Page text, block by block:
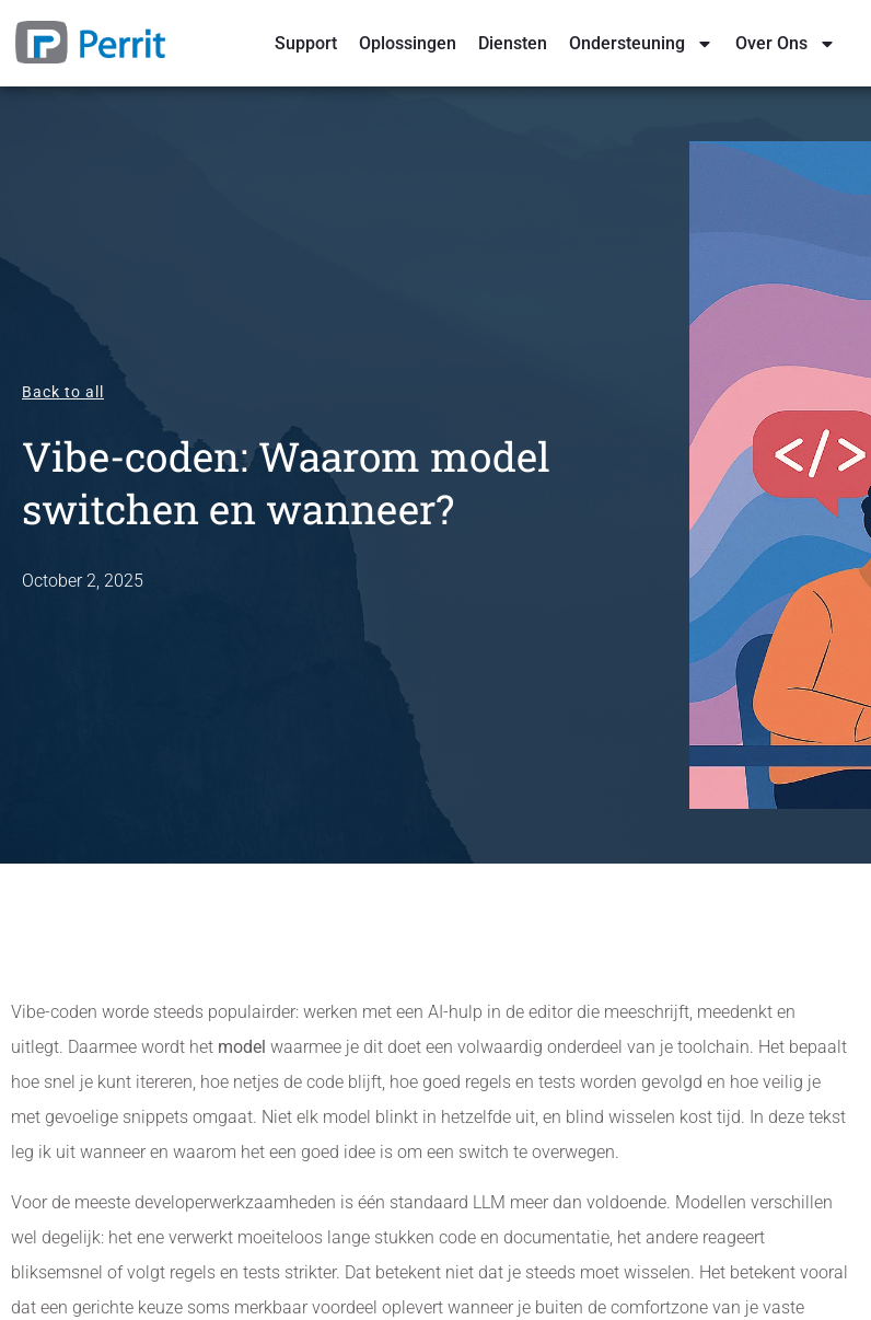
Support Oplossingen Diensten Ondersteuning Over Ons
Back to all
Vibe-coden: Waarom model
switchen en wanneer?
October 2, 2025
Vibe-coden worde steeds populairder: werken met een AI-hulp in de editor die meeschrijft, meedenkt en
uitlegt. Daarmee wordt het model waarmee je dit doet een volwaardig onderdeel van je toolchain. Het bepaalt
hoe snel je kunt itereren, hoe netjes de code blijft, hoe goed regels en tests worden gevolgd en hoe veilig je
met gevoelige snippets omgaat. Niet elk model blinkt in hetzelfde uit, en blind wisselen kost tijd. In deze tekst
leg ik uit wanneer en waarom het een goed idee is om een switch te overwegen.
Voor de meeste developerwerkzaamheden is één standaard LLM meer dan voldoende. Modellen verschillen
wel degelijk: het ene verwerkt moeiteloos lange stukken code en documentatie, het andere reageert
bliksemsnel of volgt regels en tests strikter. Dat betekent niet dat je steeds moet wisselen. Het betekent vooral
dat een gerichte keuze soms merkbaar voordeel oplevert wanneer je buiten de comfortzone van je vaste